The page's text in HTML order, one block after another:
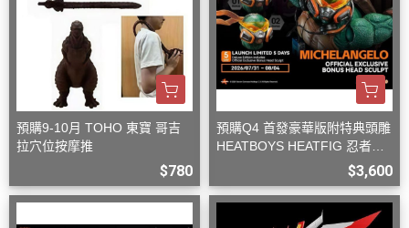
預購9-10月 TOHO 東寶 哥吉
拉穴位按摩推
$780
預購Q4 首發豪華版附特典頭雕
HEATBOYS HEATFIG 忍者龜
$3,600